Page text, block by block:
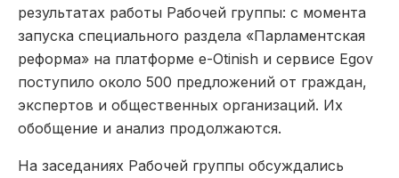
результатах работы Рабочей группы: с момента
запуска специального раздела «Парламентская
реформа» на платформе e-Otinish и сервисе Egov
поступило около 500 предложений от граждан,
экспертов и общественных организаций. Их
обобщение и анализ продолжаются.
На заседаниях Рабочей группы обсуждались